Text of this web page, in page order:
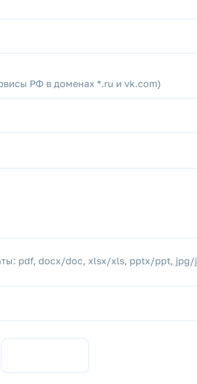
РФ в доменах *.ru и vk.com)
pdf, docx/doc, xlsx/xls, pptx/ppt,